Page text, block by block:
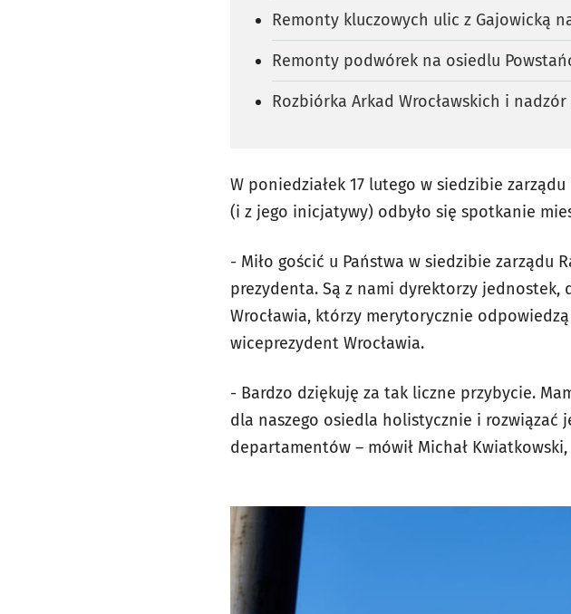
Remonty kluczowych ulic z Gajowicką
Remonty podwórek na osiedlu
Rozbiórka Arkad Wrocławskich i
W poniedziałek 17 lutego w siedzibie
(i z jego inicjatywy) odbyło się spotkanie
- Miło gościć u Państwa w siedzibie zarządu
prezydenta. Są z nami dyrektorzy jednostek,
Wrocławia, którzy merytorycznie
wiceprezydent Wrocławia.
- Bardzo dziękuję za tak liczne przybycie.
dla naszego osiedla holistycznie i rozwiązać
departamentów – mówił Michał